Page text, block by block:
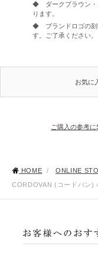
◆ ダークブラウン・
ります。
◆ ブランドロゴの刻
す。ご了承ください。
お気に
ご購入の参考
HOME / ONLINE
CORDOVAN (コードバン)